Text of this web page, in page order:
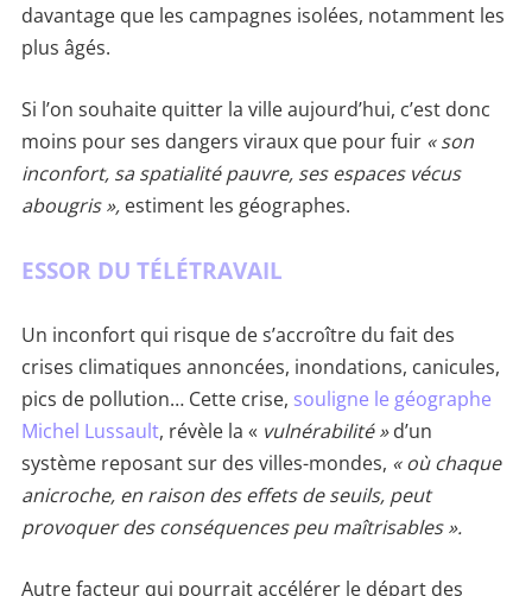
davantage que les campagnes isolées, notamment les
plus âgés.
Si l’on souhaite quitter la ville aujourd’hui, c’est donc
moins pour ses dangers viraux que pour fuir « son
inconfort, sa spatialité pauvre, ses espaces vécus
abougris », estiment les géographes.
ESSOR DU TÉLÉTRAVAIL
Un inconfort qui risque de s’accroître du fait des
crises climatiques annoncées, inondations, canicules,
pics de pollution… Cette crise, souligne le géographe
Michel Lussault, révèle la « vulnérabilité »d’un
système reposant sur des villes-mondes, « où chaque
anicroche, en raison des effets de seuils, peut
provoquer des conséquences peu maîtrisables ».
Autre facteur qui pourrait accélérer le départ des